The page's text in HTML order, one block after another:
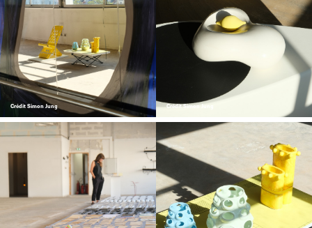
Crédit Simon Jung Crédit Simon Jung